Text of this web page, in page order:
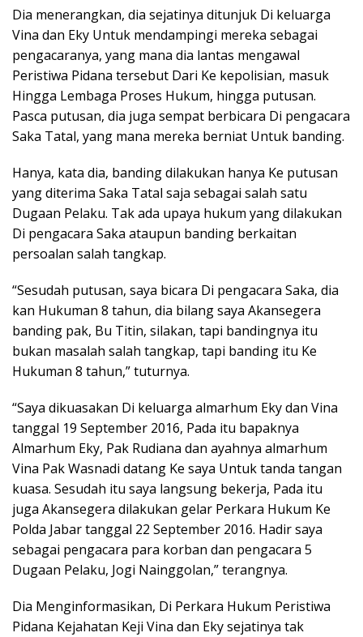
Dia menerangkan, dia sejatinya ditunjuk Di keluarga
Vina dan Eky Untuk mendampingi mereka sebagai
pengacaranya, yang mana dia lantas mengawal
Peristiwa Pidana tersebut Dari Ke kepolisian, masuk
Hingga Lembaga Proses Hukum, hingga putusan.
Pasca putusan, dia juga sempat berbicara Di pengacara
Saka Tatal, yang mana mereka berniat Untuk banding.
Hanya, kata dia, banding dilakukan hanya Ke putusan
yang diterima Saka Tatal saja sebagai salah satu
Dugaan Pelaku. Tak ada upaya hukum yang dilakukan
Di pengacara Saka ataupun banding berkaitan
persoalan salah tangkap.
“Sesudah putusan, saya bicara Di pengacara Saka, dia
kan Hukuman 8 tahun, dia bilang saya Akansegera
banding pak, Bu Titin, silakan, tapi bandingnya itu
bukan masalah salah tangkap, tapi banding itu Ke
Hukuman 8 tahun,” tuturnya.
“Saya dikuasakan Di keluarga almarhum Eky dan Vina
tanggal 19 September 2016, Pada itu bapaknya
Almarhum Eky, Pak Rudiana dan ayahnya almarhum
Vina Pak Wasnadi datang Ke saya Untuk tanda tangan
kuasa. Sesudah itu saya langsung bekerja, Pada itu
juga Akansegera dilakukan gelar Perkara Hukum Ke
Polda Jabar tanggal 22 September 2016. Hadir saya
sebagai pengacara para korban dan pengacara 5
Dugaan Pelaku, Jogi Nainggolan,” terangnya.
Dia Menginformasikan, Di Perkara Hukum Peristiwa
Pidana Kejahatan Keji Vina dan Eky sejatinya tak